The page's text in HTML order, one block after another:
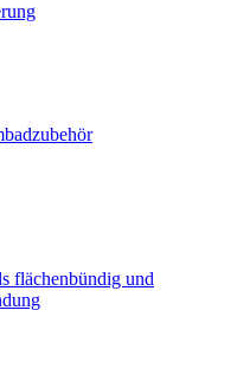
flächenbündig und